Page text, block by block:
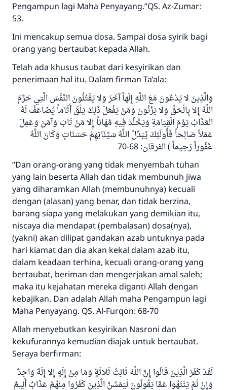
Pengampun lagi Maha Penyayang.”QS. Az-Zumar:
53.
Ini mencakup semua dosa. Sampai dosa syirik bagi
orang yang bertaubat kepada Allah.
Telah ada khusus taubat dari kesyirikan dan
penerimaan hal itu. Dalam firman Ta’ala:
وَالَّذِينَ لا يَدْعُونَ مَعَ اللَّهِ إِلَهاً آخَرَ وَلا يَقْتُلُونَ النَّفْسَ الَّتِي حَرَّمَ
اللَّهُ إِلا بِالْحَقِّ وَلا يَزْنُونَ وَمَنْ يَفْعَلْ ذَلِكَ يَلْقَ أَثَاماً يُضَاعَفْ لَهُ
الْعَذَابُ يَوْمَ الْقِيَامَةِ وَيَخْلُدْ فِيهِ مُهَاناً إِلا مَنْ تَابَ وَآمَنَ وَعَمِلَ
عَمَلاً صَالِحاً فَأُولَئِكَ يُبَدِّلُ اللَّهُ سَيِّئَاتِهِمْ حَسَنَاتٍ وَكَانَ اللَّهُ
غَفُوراً رَحِيماً ) الفرقان: 68-70
“Dan orang-orang yang tidak menyembah tuhan
yang lain beserta Allah dan tidak membunuh jiwa
yang diharamkan Allah (membunuhnya) kecuali
dengan (alasan) yang benar, dan tidak berzina,
barang siapa yang melakukan yang demikian itu,
niscaya dia mendapat (pembalasan) dosa(nya),
(yakni) akan dilipat gandakan azab untuknya pada
hari kiamat dan dia akan kekal dalam azab itu,
dalam keadaan terhina, kecuali orang-orang yang
bertaubat, beriman dan mengerjakan amal saleh;
maka itu kejahatan mereka diganti Allah dengan
kebajikan. Dan adalah Allah maha Pengampun lagi
Maha Penyayang. QS. Al-Furqon: 68-70
Allah menyebutkan kesyirikan Nasroni dan
kekufurannya kemudian diajak untuk bertaubat.
Seraya berfirman:
لَقَدْ كَفَرَ الَّذِينَ قَالُوا إِنَّ اللَّهَ ثَالِثُ ثَلاثَةٍ وَمَا مِنْ إِلَهٍ إِلا إِلَهٌ وَاحِدٌ
وَإِنْ لَمْ يَنْتَهُوا عَمَّا يَقُولُونَ لَيَمَسَّنَّ الَّذِينَ كَفَرُوا مِنْهُمْ عَذَابٌ أَلِيمٌ